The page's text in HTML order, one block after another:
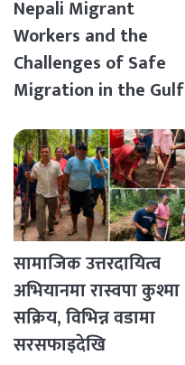
Nepali Migrant
Workers and the
Challenges of Safe
Migration in the Gulf
सामाजिक उत्तरदायित्व
अभियानमा रास्वपा कुश्मा
सक्रिय, विभिन्न वडामा
सरसफाइदेखि